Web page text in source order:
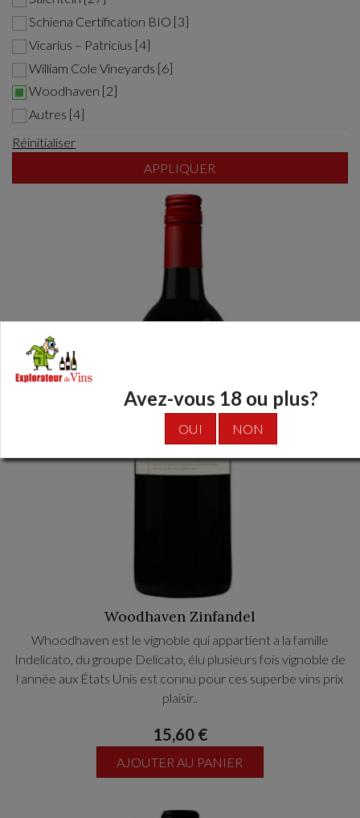
Schiena Certification BIO [3]
Vicarius – Patricius [4]
William Cole Vineyards [6]
Woodhaven [2]
Autres [4]
Réinitialiser
APPLIQUER
Woodhaven Zinfandel
Whoodhaven est le vignoble qui appartient a la famille
Indelicato, du groupe Delicato, élu plusieurs fois vignoble de
l année aux États Unis est connu pour ces superbe vins prix
plaisir..
ITALIEN
Très fruités, concentré, confiture de fruit noirs. Un
délice...CE ZINFANDEL EST TYPIQUE
15,60 €
AJOUTER AU PANIER
Avez-vous 18 ou plus?
OUI NON